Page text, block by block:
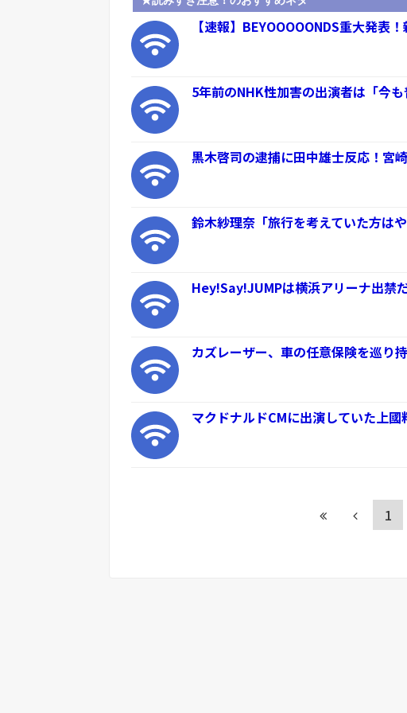
【速報】BEYOOOOONDS重大発表
5年前のNHK性加害の出演者は「今
黒木啓司の逮捕に田中雄士反応！宮
鈴木紗理奈「旅行を考えていた方
Hey!Say!JUMPは横浜アリーナ出禁
カズレーザー、車の任意保険を巡り
マクドナルドCMに出演していた上
1